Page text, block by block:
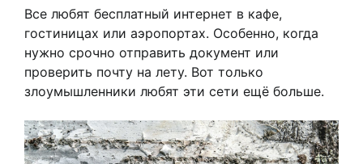
Все любят бесплатный интернет в кафе,
гостиницах или аэропортах. Особенно, когда
нужно срочно отправить документ или
проверить почту на лету. Вот только
злоумышленники любят эти сети ещё больше.